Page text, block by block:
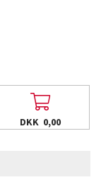
DKK 0,00